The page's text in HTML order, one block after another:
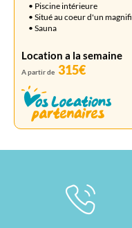
• Piscine intérieure
• Situé au coeur d'un
• Sauna
Location a la semaine
A partir de 315€